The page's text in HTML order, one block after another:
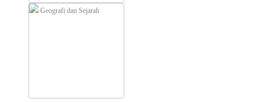
Geografi dan Sejarah